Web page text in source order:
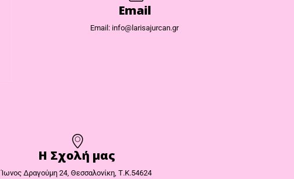
Email
Email: info@larisajurcan.gr
Η Σχολή μας
Ίωνος Δραγούμη 24, Θεσσαλονίκη, Τ.Κ.54624